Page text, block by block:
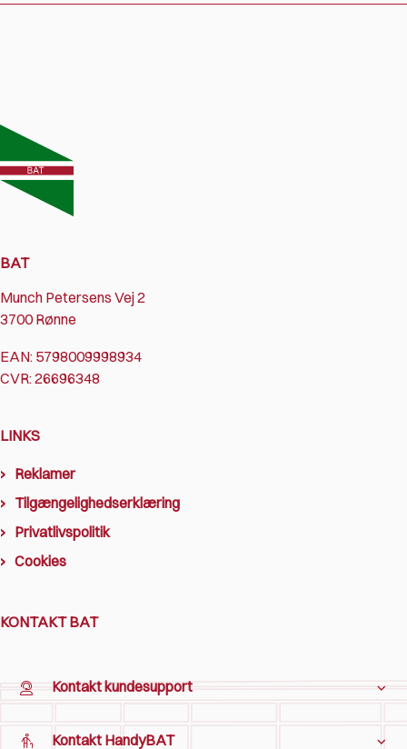
BAT
Munch Petersens Vej 2
3700 Rønne
EAN: 5798009998934
CVR: 26696348
LINKS
Reklamer
Tilgængelighedserklæring
Privatlivspolitik
Cookies
KONTAKT BAT
Kontakt kundesupport
Kontakt HandyBAT